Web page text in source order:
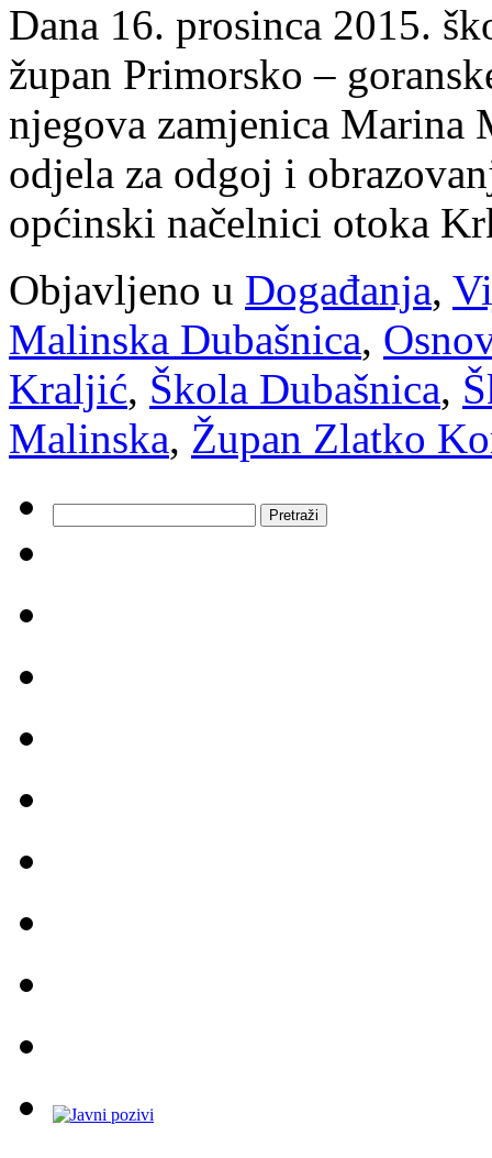
Dana 16. prosinca 2015.
župan Primorsko –
njegova zamjenica Marina
odjela za odgoj i
općinski načelnici otoka
Objavljeno u Događanja,
Malinska Dubašnica,
Kraljić, Škola Dubašnica,
Malinska, Župan Zlatko